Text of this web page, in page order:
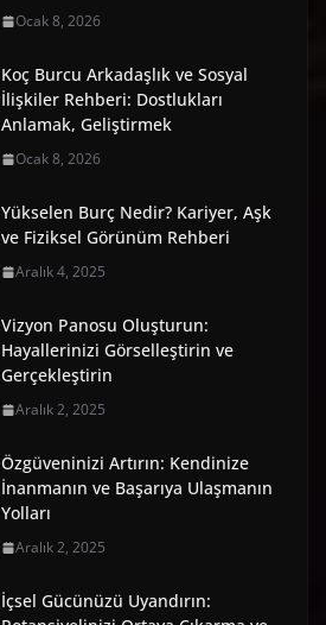
Ocak 8, 2026
Koç Burcu Arkadaşlık ve Sosyal
İlişkiler Rehberi: Dostlukları
Anlamak, Geliştirmek
Ocak 8, 2026
Yükselen Burç Nedir? Kariyer, Aşk
ve Fiziksel Görünüm Rehberi
Aralık 4, 2025
Vizyon Panosu Oluşturun:
Hayallerinizi Görselleştirin ve
Gerçekleştirin
Aralık 2, 2025
Özgüveninizi Artırın: Kendinize
İnanmanın ve Başarıya Ulaşmanın
Yolları
Aralık 2, 2025
İçsel Gücünüzü Uyandırın: